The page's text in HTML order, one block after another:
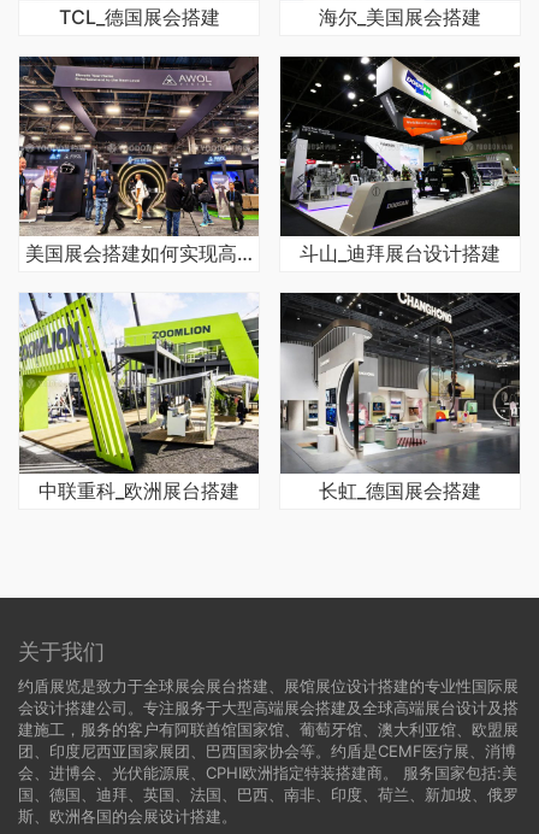
TCL_德国展会搭建 海尔_美国展会搭建
美国展会搭建如何实现高效引流 斗山_迪拜展台设计搭建
中联重科_欧洲展台搭建 长虹_德国展会搭建
关于我们
约盾展览是致力于全球展会展台搭建、展馆展位设计搭建的专业性国际展
会设计搭建公司。专注服务于大型高端展会搭建及全球高端展台设计及搭
建施工，服务的客户有阿联酋馆国家馆、葡萄牙馆、澳大利亚馆、欧盟展
团、印度尼西亚国家展团、巴西国家协会等。约盾是CEMF医疗展、消博
会、进博会、光伏能源展、CPHI欧洲指定特装搭建商。 服务国家包括:美
国
德国 、迪拜、英国、法国、巴西、南非、印度、荷兰、新加坡、俄罗
斯、欧洲各国的会展设计搭建。